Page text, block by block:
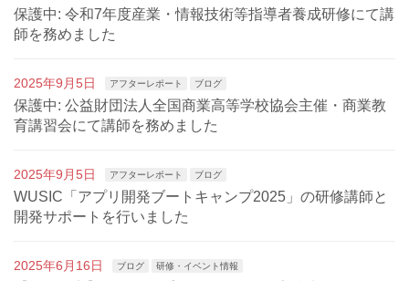
保護中: 令和7年度産業・情報技術等指導者養成研修にて講
師を務めました
2025年9月5日 アフターレポート ブログ
保護中: 公益財団法人全国商業高等学校協会主催・商業教
育講習会にて講師を務めました
2025年9月5日 アフターレポート ブログ
WUSIC「アプリ開発ブートキャンプ2025」の研修講師と
開発サポートを行いました
2025年6月16日 ブログ 研修・イベント情報